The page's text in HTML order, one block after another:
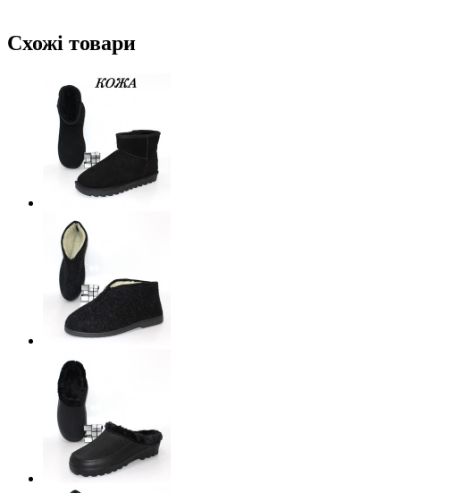
Схожі товари